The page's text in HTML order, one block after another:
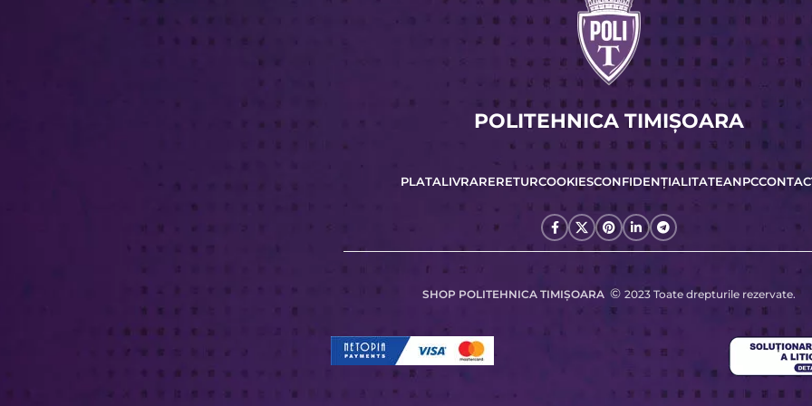
POLITEHNICA TIMIŞOARA
PLATALIVRARERETURCOOKIESCONFIDENȚIALITATEANPC
SHOP POLITEHNICA TIMIŞOARA © 2023 Toate drepturile rezervate.